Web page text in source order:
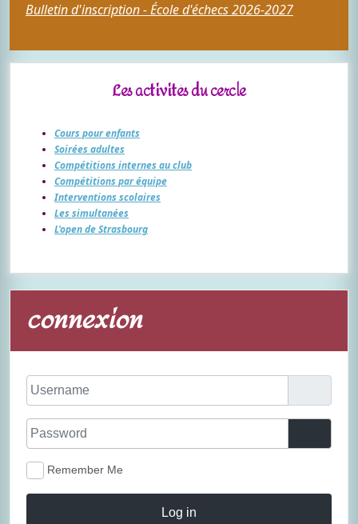
Bulletin d'inscription - École d'échecs 2026-2027
Les activités du cercle
Cours pour enfants
Soirées adultes
Compétitions internes au club
Compétitions par équipe
Interventions scolaires
Les simultanées
L'open de Strasbourg
connexion
Username
Password
Remember Me
Log in